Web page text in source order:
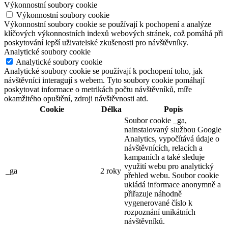
Výkonnostní soubory cookie
Výkonnostní soubory cookie
Výkonnostní soubory cookie se používají k pochopení a analýze
klíčových výkonnostních indexů webových stránek, což pomáhá při
poskytování lepší uživatelské zkušenosti pro návštěvníky.
Analytické soubory cookie
Analytické soubory cookie
Analytické soubory cookie se používají k pochopení toho, jak
návštěvníci interagují s webem. Tyto soubory cookie pomáhají
poskytovat informace o metrikách počtu návštěvníků, míře
okamžitého opuštění, zdroji návštěvnosti atd.
Cookie
Délka Popis
_ga 2 roky
Soubor cookie _ga,
nainstalovaný službou Google
Analytics, vypočítává údaje o
návštěvnících, relacích a
kampaních a také sleduje
využití webu pro analytický
přehled webu. Soubor cookie
ukládá informace anonymně a
přiřazuje náhodně
vygenerované číslo k
rozpoznání unikátních
návštěvníků.